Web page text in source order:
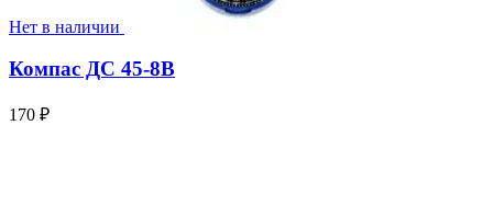
Нет в наличии
Компас ДС 45-8В
170 ₽